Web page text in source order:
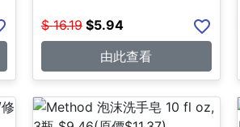
$ 16.19 $5.94
由此查看